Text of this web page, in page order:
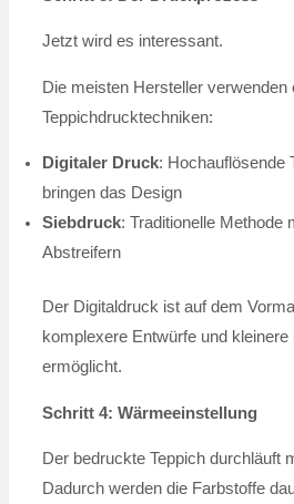
Jetzt wird es interessant.
Die meisten Hersteller verwenden
Teppichdrucktechniken:
Digitaler Druck: Hochauflösende
bringen das Design
Siebdruck: Traditionelle Methode
Abstreifern
Der Digitaldruck ist auf dem
komplexere Entwürfe und
ermöglicht.
Schritt 4: Wärmeeinstellung
Der bedruckte Teppich durchläuft
Dadurch werden die Farbstoffe